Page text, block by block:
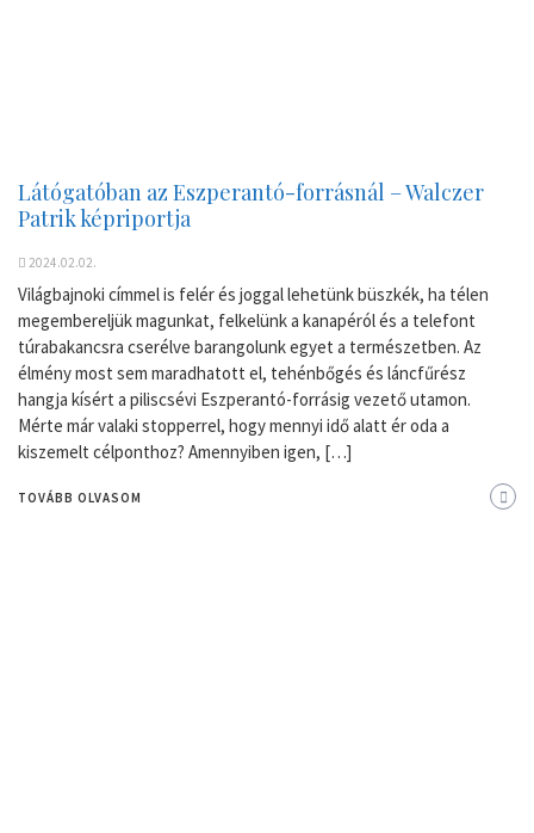
Látógatóban az Eszperantó-forrásnál – Walczer
Patrik képriportja
2024.02.02.
Világbajnoki címmel is felér és joggal lehetünk büszkék, ha télen
megembereljük magunkat, felkelünk a kanapéról és a telefont
túrabakancsra cserélve barangolunk egyet a természetben. Az
élmény most sem maradhatott el, tehénbőgés és láncfűrész
hangja kísért a piliscsévi Eszperantó-forrásig vezető utamon.
Mérte már valaki stopperrel, hogy mennyi idő alatt ér oda a
kiszemelt célponthoz? Amennyiben igen, […]
TOVÁBB OLVASOM